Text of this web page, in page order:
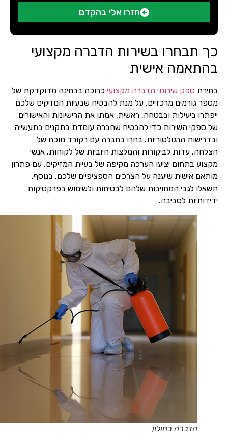
חזרו אלי בהקדם
כך תבחרו בשירות הדברה מקצועי
בהתאמה אישית
בחירת ספק שירותי הדברה מקצועי כרוכה בבחינה מדוקדקת של
מספר גורמים מרכזיים, על מנת להבטיח שבעיות המזיקים שלכם
ייפתרו ביעילות ובבטחה. ראשית, אמתו את הרישיונות והאישורים
של ספקי השירות כדי להבטיח שחברה עומדת בתקנים בתעשייה
ובדרישות הרגולטוריות. בחרו בחברה עם רקורד מוכח של
הצלחה, עדות לביקורות והמלצות חיוביות של לקוחות. אנשי
מקצוע בתחום יציעו הערכה מקיפה של בעיית המזיקים, עם פתרון
מותאם אישית שיענה על הצרכים הספציפיים שלכם. בנוסף,
תשאלו לגבי המחויבות שלהם לבטיחות ולשימוש בפרקטיקות
ידידותיות לסביבה.
הדברה בחולון